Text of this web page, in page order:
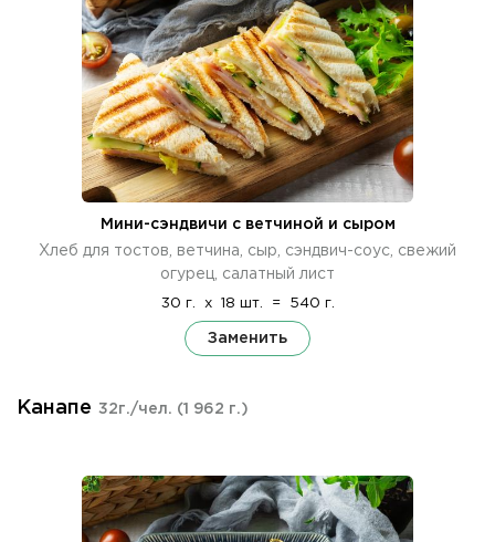
Мини-сэндвичи с ветчиной и сыром
Хлеб для тостов, ветчина, сыр, сэндвич-соус, свежий
огурец, салатный лист
30 г. x 18 шт. = 540 г.
Заменить
Канапе 32г./чел. (1 962 г.)